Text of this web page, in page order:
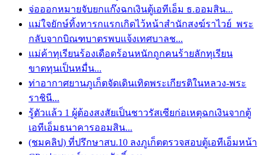
จ่อออกหมายจับยกแก๊งฉกเงินตู้เอทีเอ็ม ธ.ออมสิน...
แม่ใจยักษ์ทิ้งทารกแรกเกิดไว้หน้าสำนักสงฆ์ราไวย์ พระ
กลับจากบิณฑบาตรพบแจ้งเทศบาลช...
แม่ค้าทุเรียนร้องเดือดร้อนหนักถูกคนร้ายลักทุเรียน
ขาดทุนเป็นหมื่น...
ท่าอากาศยานภูเก็ตจัดเดินเทิดพระเกียรติในหลวง-พระ
ราชินี...
รู้ตัวแล้ว 1 ผู้ต้องสงสัยเป็นชาวรัสเซียก่อเหตุฉกเงินจากตู้
เอทีเอ็มธนาคารออมสิน...
(ชมคลิป) ที่ปรึกษาสบ.10 ลงภูเก็ตตรวจสอบตู้เอทีเอ็มหน้า